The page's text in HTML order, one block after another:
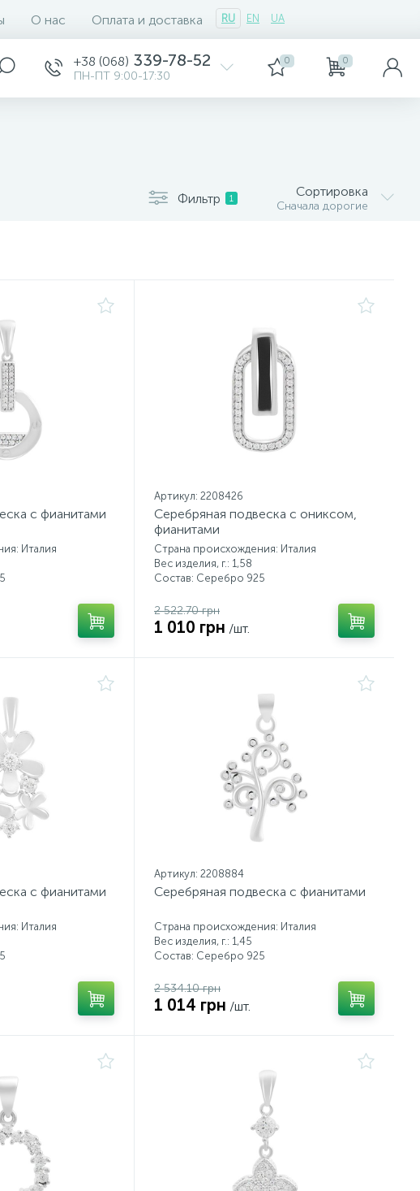
О нас Оплата и доставка RU EN UA
+38 (068) 339-78-52
ПН-ПТ 9:00-17:30
0 0
Фильтр 1 Сортировка
Сначала дорогие
с фианитами
Италия
Артикул: 2208426
Серебряная подвеска с ониксом,
фианитами
Страна происхождения: Италия
Вес изделия, г.: 1,58
Состав: Серебро 925
2 522.70 грн
1 010 грн /шт.
с фианитами
Италия
Артикул: 2208884
Серебряная подвеска с фианитами
Страна происхождения: Италия
Вес изделия, г.: 1,45
Состав: Серебро 925
2 534.10 грн
1 014 грн /шт.